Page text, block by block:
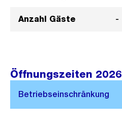
Anzahl Gäste -
Öffnungszeiten 2026